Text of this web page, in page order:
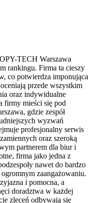
TECH Warszawa
rankingu. Firma ta cieszy
co potwierdza imponująca
przede wszystkim
oraz indywidualne
firmy mieści się pod
gdzie zespół
wyzwań
profesjonalny serwis
oraz szeroką
partnerem dla biur i
firma jako jedna z
nawet do bardzo
zaangażowaniu.
i pomocna, a
doradztwa w każdej
zleceń odbywają się